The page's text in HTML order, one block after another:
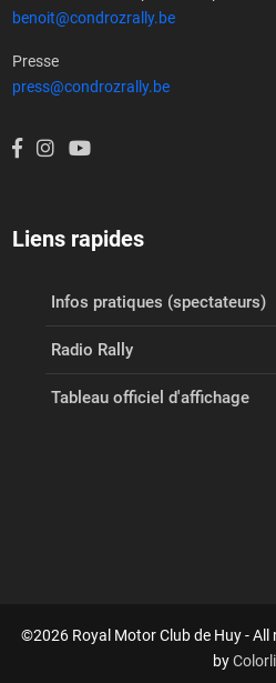
benoit@condrozrally.be
Presse
press@condrozrally.be
Liens rapides
Infos pratiques (spectateurs)
Radio Rally
Tableau officiel d'affichage
©2026 Royal Motor Club de Huy -
by